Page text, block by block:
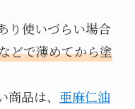
り使いづらい場合
どで薄めてから塗
品は、 亜麻仁油